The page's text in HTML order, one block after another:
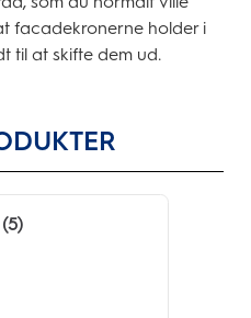
facadekronerne holder i
til at skifte dem ud.
(5)